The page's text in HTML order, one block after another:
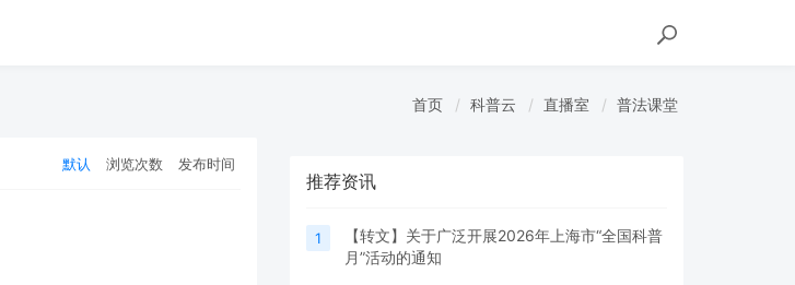
首页 科普云 直播室 普法课堂
默认 浏览次数 发布时间
推荐资讯
1
【转文】关于广泛开展2026年上海市“全国科普
月”活动的通知